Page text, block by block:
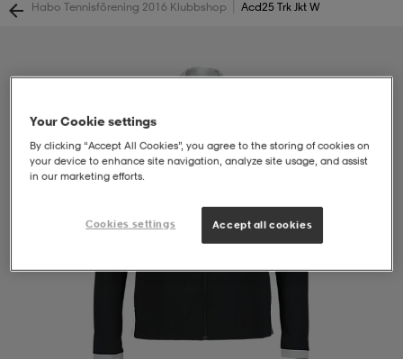
Habo Tennisförening 2016 Klubbshop Acd25 Trk Jkt W
Your Cookie settings
By clicking “Accept All Cookies”, you agree to the storing of cookies on
your device to enhance site navigation, analyze site usage, and assist
in our marketing efforts.
Cookies settings Accept all cookies